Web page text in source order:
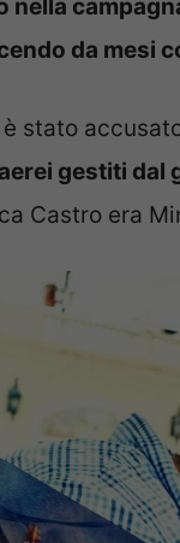
nella
da mesi
stato
gestiti dal
Castro era